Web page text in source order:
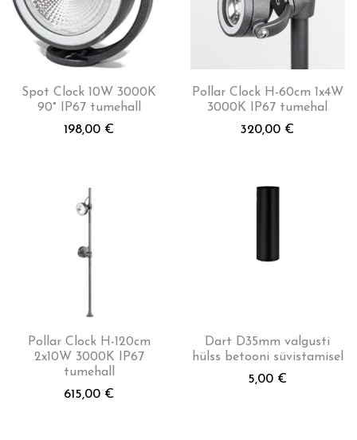
Spot Clock 10W 3000K
90° IP67 tumehall
198,00 €
Pollar Clock H-60cm 1x4W
3000K IP67 tumehal
320,00 €
Pollar Clock H-120cm
2x10W 3000K IP67
tumehall
615,00 €
Dart D35mm valgusti
hülss betooni süvistamisel
5,00 €